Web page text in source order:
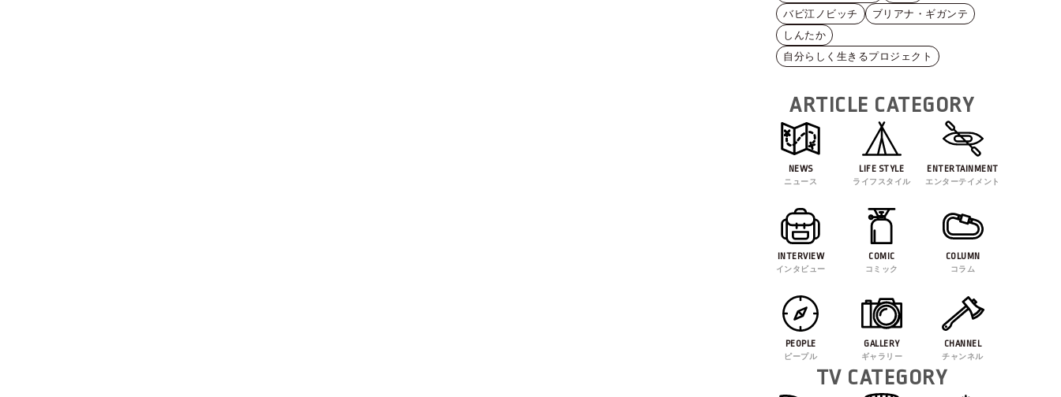
バビ江ノビッチ
ブリアナ・ギガンテ
しんたか
自分らしく生きるプロジェクト
ARTICLE CATEGORY
NEWS
ニュース
LIFE STYLE
ライフスタイル
ENTERTAINMENT
エンターテイメント
INTERVIEW
インタビュー
COMIC
コミック
COLUMN
コラム
PEOPLE
ピープル
GALLERY
ギャラリー
CHANNEL
チャンネル
TV CATEGORY